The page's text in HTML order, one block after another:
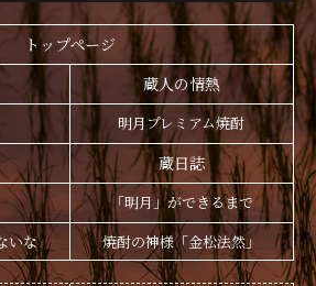
トップページ
蔵人の情熱
明月プレミアム焼酎
蔵日誌
「明月」ができるまで
いな
焼酎の神様「金松法然」